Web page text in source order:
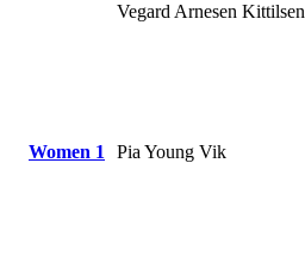
Vegard Arnesen Kittilsen
Women 1 Pia Young Vik